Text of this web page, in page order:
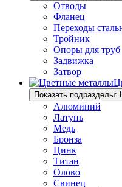
Отводы
Фланец
Переходы
Тройник
Опоры для труб
Задвижка
Затвор
Показать
Алюминий
Латунь
Медь
Бронза
Цинк
Титан
Олово
Свинец